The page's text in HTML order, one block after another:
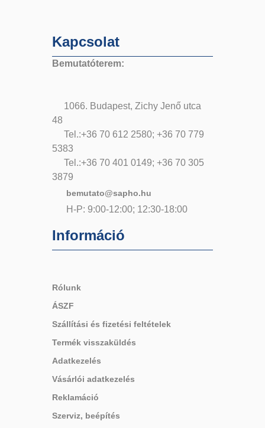
Kapcsolat
Bemutatóterem:
1066. Budapest, Zichy Jenő utca
48
Tel.:+36 70 612 2580; +36 70 779
5383
Tel.:+36 70 401 0149; +36 70 305
3879
bemutato@sapho.hu
H-P: 9:00-12:00; 12:30-18:00
Információ
Rólunk
ÁSZF
Szállítási és fizetési feltételek
Termék visszaküldés
Adatkezelés
Vásárlói adatkezelés
Reklamáció
Szerviz, beépítés